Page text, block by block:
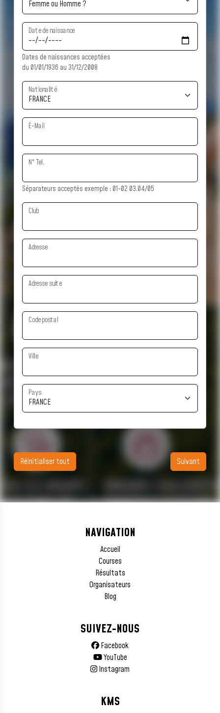
Date de naissance
Dates de naissances acceptées
du 01/01/1936 au 31/12/2008
Nationalité
E-Mail
N° Tel.
Séparateurs acceptés exemple : 01-02 03.04/05
Club
Adresse
Adresse suite
Code postal
Ville
Pays
Réinitialiser tout Suivant
NAVIGATION
Accueil
Courses
Résultats
Organisateurs
Blog
SUIVEZ-NOUS
Facebook
YouTube
Instagram
KMS